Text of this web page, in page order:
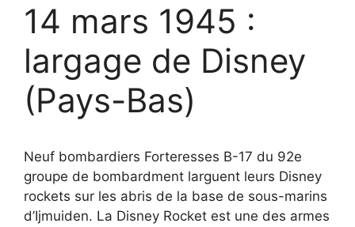
14 mars 1945 :
largage de Disney
(Pays-Bas)
Neuf bombardiers Forteresses B-17 du 92e
groupe de bombardment larguent leurs Disney
rockets sur les abris de la base de sous-marins
d’Ijmuiden. La Disney Rocket est une des armes